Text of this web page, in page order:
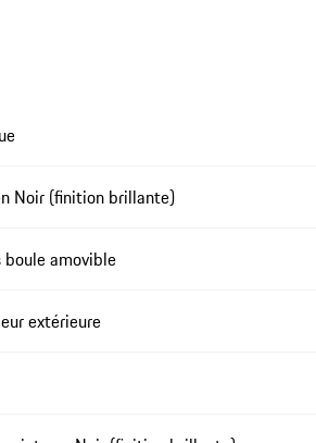
Noir (finition brillante)
amovible
extérieure